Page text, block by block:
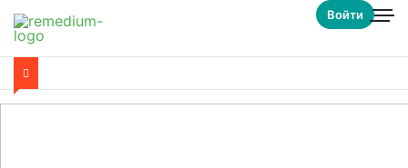
Войти